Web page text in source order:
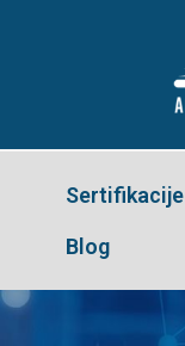
Sertifikacije
Blog